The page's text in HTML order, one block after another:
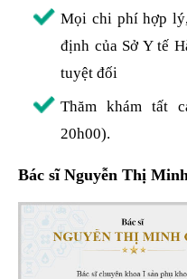
Mọi chi phí hợp
định của Sở Y tế
tuyệt đối
Thăm khám tất
20h00).
Bác sĩ Nguyễn Thị